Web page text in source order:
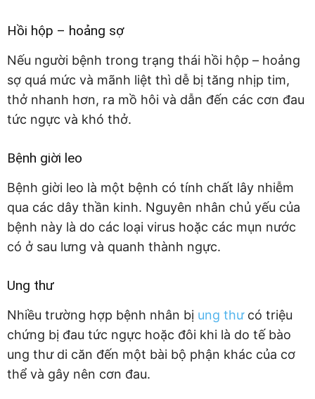
Hồi hộp – hoảng sợ
Nếu người bệnh trong trạng thái hồi hộp – hoảng
sợ quá mức và mãnh liệt thì dễ bị tăng nhịp tim,
thở nhanh hơn, ra mồ hôi và dẫn đến các cơn đau
tức ngực và khó thở.
Bệnh giời leo
Bệnh giời leo là một bệnh có tính chất lây nhiễm
qua các dây thần kinh. Nguyên nhân chủ yếu của
bệnh này là do các loại virus hoặc các mụn nước
có ở sau lưng và quanh thành ngực.
Ung thư
Nhiều trường hợp bệnh nhân bị ung thưcó triệu
chứng bị đau tức ngực hoặc đôi khi là do tế bào
ung thư di căn đến một bài bộ phận khác của cơ
thể và gây nên cơn đau.